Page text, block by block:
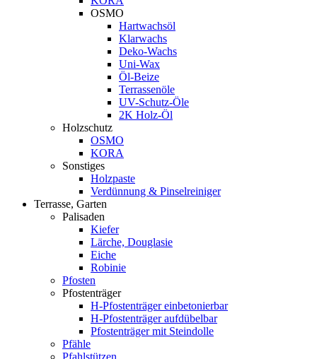
OSMO
Hartwachsöl
Klarwachs
Deko-Wachs
Uni-Wax
Öl-Beize
Terrassenöle
UV-Schutz-Öle
2K Holz-Öl
Holzschutz
OSMO
KORA
Sonstiges
Holzpaste
Verdünnung & Pinselreiniger
Terrasse, Garten
Palisaden
Kiefer
Lärche, Douglasie
Eiche
Robinie
Pfosten
Pfostenträger
H-Pfostenträger einbetonierbar
H-Pfostenträger aufdübelbar
Pfostenträger mit Steindolle
Pfähle
Pfahlstützen